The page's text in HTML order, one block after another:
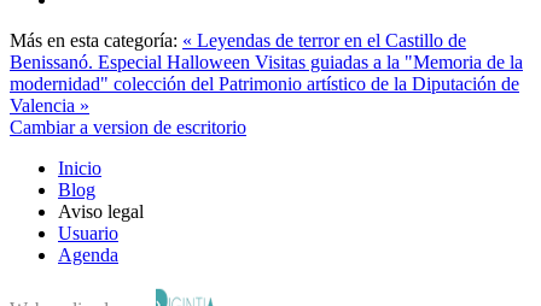
Más en esta categoría: « Leyendas de terror en el Castillo de
Benissanó. Especial Halloween Visitas guiadas a la "Memoria de la
modernidad" colección del Patrimonio artístico de la Diputación de
Valencia »
Cambiar a version de escritorio
Inicio
Blog
Aviso legal
Usuario
Agenda